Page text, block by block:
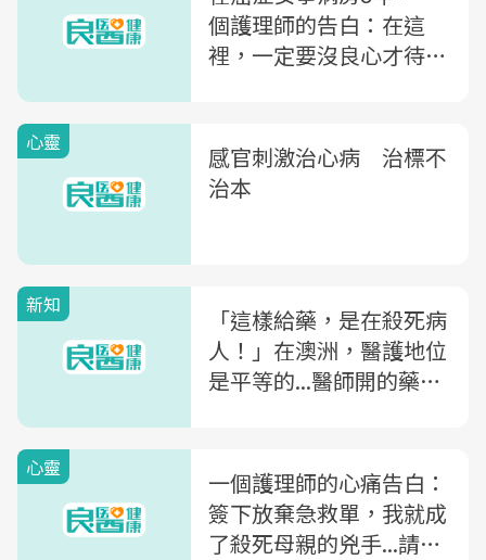
個護理師的告白：在這
裡，一定要沒良心才待得
心靈
感官刺激治心病 治標不
治本
新知
「這樣給藥，是在殺死病
人！」在澳洲，醫護地位
是平等的...醫師開的藥，
心靈
一個護理師的心痛告白：
簽下放棄急救單，我就成
了殺死母親的兇手...請給